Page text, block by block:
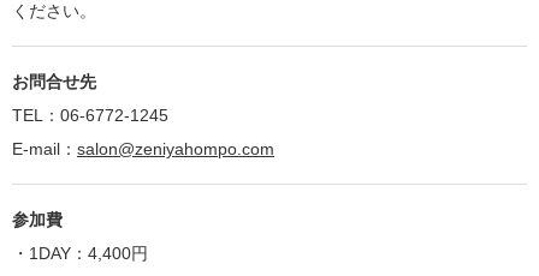
ください。
お問合せ先
TEL：06-6772-1245
E-mail： salon@zeniyahompo.com
参加費
・1DAY：4,400円